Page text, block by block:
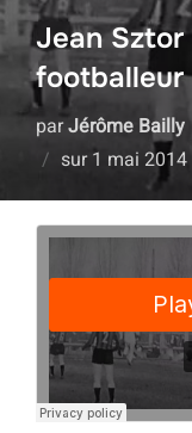
Jean Sztor
footballeur
parJérôme Bailly
surPublié
1 mai 2014